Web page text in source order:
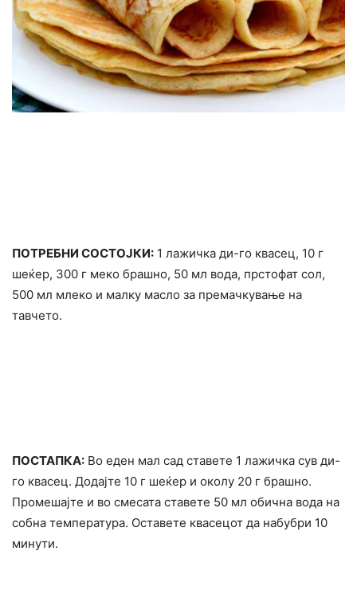
ПОТРЕБНИ СОСТОЈКИ: 1 лажичка ди-го квасец, 10 г
шеќер, 300 г меко брашно, 50 мл вода, прстофат сол,
500 мл млеко и малку масло за премачкување на
тавчето.
ПОСТАПКА: Во еден мал сад ставете 1 лажичка сув ди-
го квасец. Додајте 10 г шеќер и околу 20 г брашно.
Промешајте и во смесата ставете 50 мл обична вода на
собна температура. Оставете квасецот да набубри 10
минути.